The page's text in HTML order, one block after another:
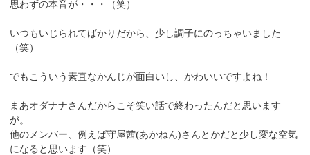
思わずの本音が・・・（笑）
いつもいじられてばかりだから、少し調子にのっちゃいました
（笑）
でもこういう素直なかんじが面白いし、かわいいですよね！
まあオダナナさんだからこそ笑い話で終わったんだと思います
が。
他のメンバー、例えば守屋茜(あかねん)さんとかだと少し変な空気
になると思います（笑）